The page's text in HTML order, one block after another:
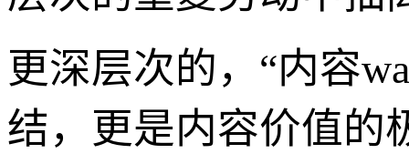
更深层次的，“内容
结，更是内容价值的